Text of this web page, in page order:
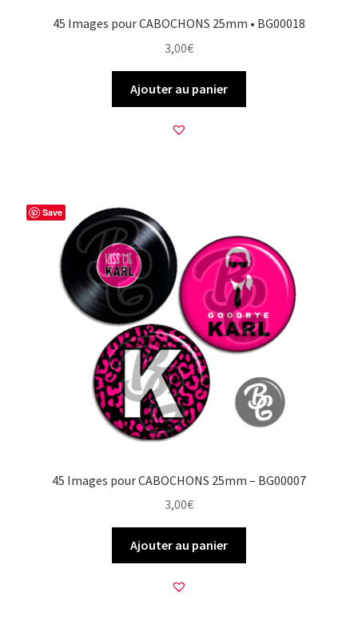
45 Images pour CABOCHONS 25mm • BG00018
3,00€
Ajouter au panier
Save
45 Images pour CABOCHONS 25mm – BG00007
3,00€
Ajouter au panier